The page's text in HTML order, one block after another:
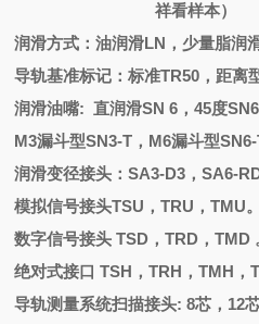
祥看样本）
润滑方式：油润滑LN，少量脂润
导轨基准标记：标准TR50，距离
润滑油嘴: 直润滑SN 6 ，45度
M3漏斗型SN3-T，M6漏斗型
润滑变径接头：SA3-D3，SA6-
模拟信号接头TSU，TRU，TMU
数字信号接头 TSD，TRD，TMD
绝对式接口 TSH，TRH，TMH，
导轨测量系统扫描接头: 8芯，12